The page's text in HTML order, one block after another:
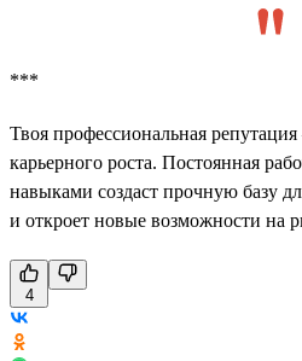
***
Твоя профессиональная
карьерного роста. Постоянная
навыками создаст прочную базу
и откроет новые возможности на
4